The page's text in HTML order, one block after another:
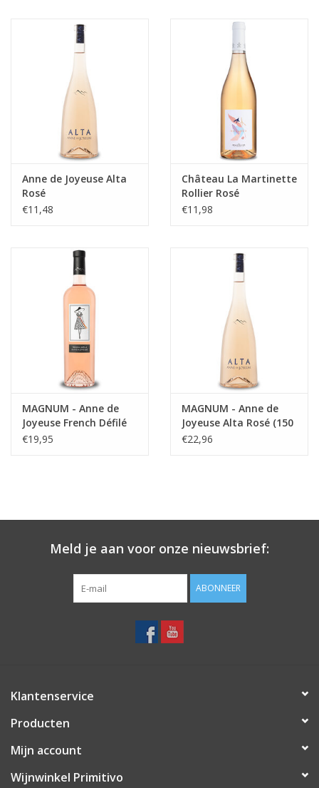
Anne de Joyeuse Alta
Rosé
€11,48
Château La Martinette
Rollier Rosé
€11,98
MAGNUM - Anne de
Joyeuse French Défilé
Rosé (150 cl)
€19,95
MAGNUM - Anne de
Joyeuse Alta Rosé (150
cl)
€22,96
Meld je aan voor onze nieuwsbrief:
ABONNEER
Klantenservice
Producten
Mijn account
Wijnwinkel Primitivo